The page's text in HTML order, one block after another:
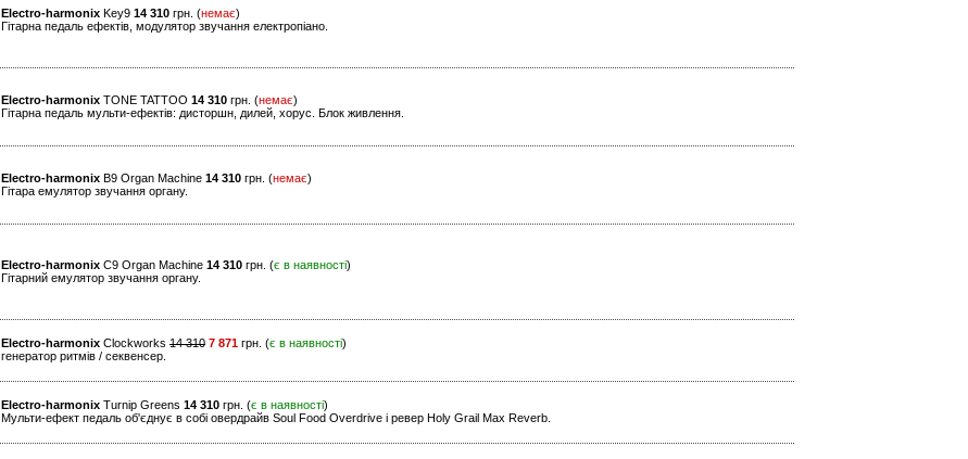
Electro-harmonix Key9 14 310 грн. (немає)
Гітарна педаль ефектів, модулятор звучання електропіано.
Electro-harmonix TONE TATTOO 14 310 грн. (немає)
Гітарна педаль мульти-ефектів: дисторшн, дилей, хорус. Блок живлення.
Electro-harmonix B9 Organ Machine 14 310 грн. (немає)
Гітара емулятор звучання органу.
Electro-harmonix C9 Organ Machine 14 310 грн. (є в наявності)
Гітарний емулятор звучання органу.
Electro-harmonix Clockworks 14 310 7 871 грн. (є в наявності)
генератор ритмів / секвенсер.
Electro-harmonix Turnip Greens 14 310 грн. (є в наявності)
Мульти-ефект педаль об'єднує в собі овердрайв Soul Food Overdrive і ревер Holy Grail Max Reverb.